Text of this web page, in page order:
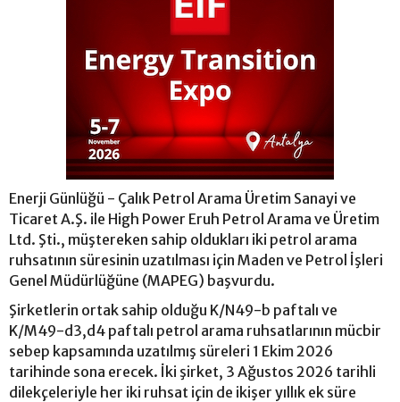
Enerji Günlüğü - Çalık Petrol Arama Üretim Sanayi ve
Ticaret A.Ş. ile High Power Eruh Petrol Arama ve Üretim
Ltd. Şti., müştereken sahip oldukları iki petrol arama
ruhsatının süresinin uzatılması için Maden ve Petrol İşleri
Genel Müdürlüğüne (MAPEG) başvurdu.
Şirketlerin ortak sahip olduğu K/N49-b paftalı ve
K/M49-d3,d4 paftalı petrol arama ruhsatlarının mücbir
sebep kapsamında uzatılmış süreleri 1 Ekim 2026
tarihinde sona erecek. İki şirket, 3 Ağustos 2026 tarihli
dilekçeleriyle her iki ruhsat için de ikişer yıllık ek süre